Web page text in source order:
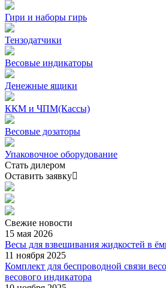
Гири и наборы гирь
Тензодатчики
Весовые индикаторы
Денежные ящики
ККМ и ЧПМ(Кассы)
Весовые дозаторы
Упаковочное оборудование
Стать дилером
Оставить заявку
Свежие новости
15 мая 2026
Весы для взвешивания жидкостей в
11 ноября 2025
Комплект для беспроводной связи
весового индикатора